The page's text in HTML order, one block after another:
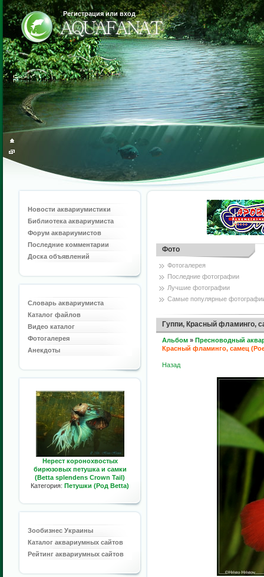
Регистрация или вход
Новости аквариумистики
Библиотека аквариумиста
Форум аквариумистов
Последние комментарии
Доска объявлений
Словарь аквариумиста
Каталог файлов
Видео каталог
Фотогалерея
Анекдоты
Нерест коронохвостых
бирюзовых петушка и самки
(Betta splendens Crown Tail)
Категория: Петушки (Род Betta)
Зообизнес Украины
Каталог аквариумных сайтов
Рейтинг аквариумных сайтов
Фото
Фотогалерея
Последние фотографии
Лучшие фотографии
Самые популярные
Гуппи, Красный фламинго,
Альбом » Пресноводный
Красный фламинго, самец
Назад